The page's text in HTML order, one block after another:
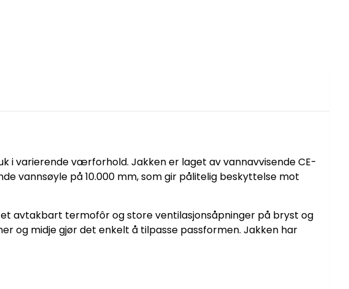
i varierende værforhold. Jakken er laget av vannavvisende CE-
vannsøyle på 10.000 mm, som gir pålitelig beskyttelse mot
avtakbart termofôr og store ventilasjonsåpninger på bryst og
og midje gjør det enkelt å tilpasse passformen. Jakken har